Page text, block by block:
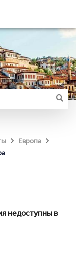
Европа
недоступны в